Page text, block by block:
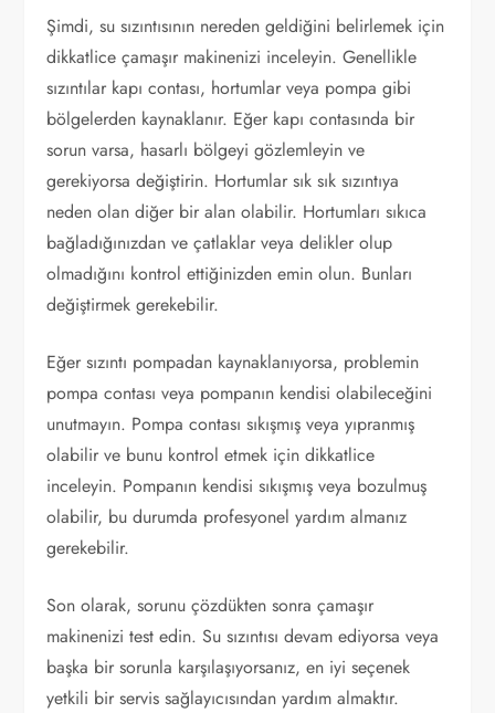
Şimdi, su sızıntısının nereden geldiğini belirlemek için
dikkatlice çamaşır makinenizi inceleyin. Genellikle
sızıntılar kapı contası, hortumlar veya pompa gibi
bölgelerden kaynaklanır. Eğer kapı contasında bir
sorun varsa, hasarlı bölgeyi gözlemleyin ve
gerekiyorsa değiştirin. Hortumlar sık sık sızıntıya
neden olan diğer bir alan olabilir. Hortumları sıkıca
bağladığınızdan ve çatlaklar veya delikler olup
olmadığını kontrol ettiğinizden emin olun. Bunları
değiştirmek gerekebilir.
Eğer sızıntı pompadan kaynaklanıyorsa, problemin
pompa contası veya pompanın kendisi olabileceğini
unutmayın. Pompa contası sıkışmış veya yıpranmış
olabilir ve bunu kontrol etmek için dikkatlice
inceleyin. Pompanın kendisi sıkışmış veya bozulmuş
olabilir, bu durumda profesyonel yardım almanız
gerekebilir.
Son olarak, sorunu çözdükten sonra çamaşır
makinenizi test edin. Su sızıntısı devam ediyorsa veya
başka bir sorunla karşılaşıyorsanız, en iyi seçenek
yetkili bir servis sağlayıcısından yardım almaktır.